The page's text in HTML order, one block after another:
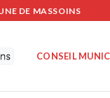
DE MASSOINS
CONSEIL